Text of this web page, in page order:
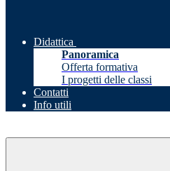
Didattica
Panoramica
Offerta formativa
I progetti delle classi
Contatti
Info utili